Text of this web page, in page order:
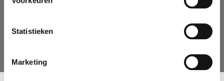
Statistieken
Marketing
AANMELDEN